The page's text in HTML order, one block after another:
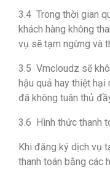
3.4 Trong thời gian
khách hàng không
vụ sẽ tạm ngừng và
3.5 Vmcloudz sẽ
hậu quả hay thiệt hại
đã không tuân thủ
3.6 Hình thức thanh
Khi đăng ký dịch vụ
thanh toán bằng các